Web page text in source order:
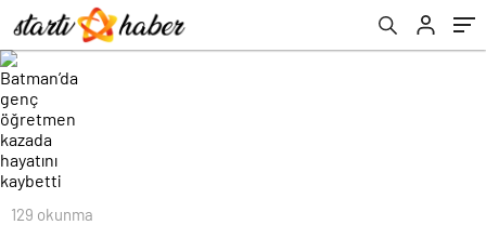
129 okunma